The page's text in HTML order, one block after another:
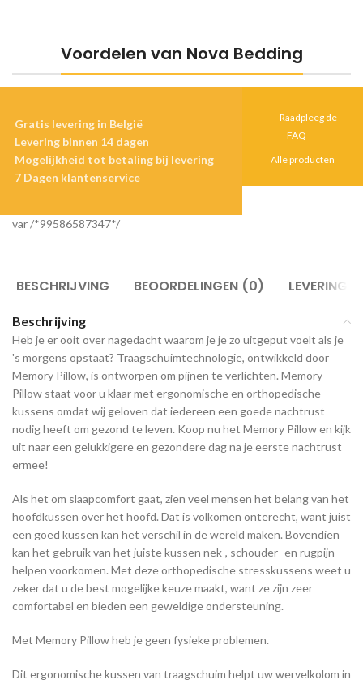
Voordelen van Nova Bedding
Gratis levering in België
Levering binnen 14 dagen
Mogelijkheid tot betaling bij levering
7 Dagen klantenservice
Raadpleeg de
FAQ
Alle producten
var /*99586587347*/
BESCHRIJVING BEOORDELINGEN (0) LEVERING
Beschrijving
Heb je er ooit over nagedacht waarom je je zo uitgeput voelt als je
's morgens opstaat? Traagschuimtechnologie, ontwikkeld door
Memory Pillow, is ontworpen om pijnen te verlichten. Memory
Pillow staat voor u klaar met ergonomische en orthopedische
kussens omdat wij geloven dat iedereen een goede nachtrust
nodig heeft om gezond te leven. Koop nu het Memory Pillow en kijk
uit naar een gelukkigere en gezondere dag na je eerste nachtrust
ermee!
Als het om slaapcomfort gaat, zien veel mensen het belang van het
hoofdkussen over het hoofd. Dat is volkomen onterecht, want juist
een goed kussen kan het verschil in de wereld maken. Bovendien
kan het gebruik van het juiste kussen nek-, schouder- en rugpijn
helpen voorkomen. Met deze orthopedische stresskussens weet u
zeker dat u de best mogelijke keuze maakt, want ze zijn zeer
comfortabel en bieden een geweldige ondersteuning.
Met Memory Pillow heb je geen fysieke problemen.
Dit ergonomische kussen van traagschuim helpt uw wervelkolom in